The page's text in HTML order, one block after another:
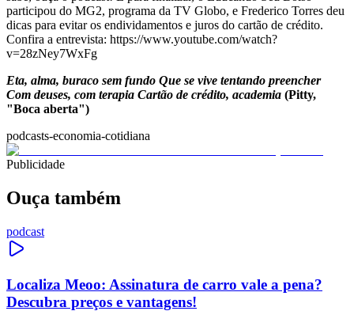
participou do MG2, programa da TV Globo, e Frederico Torres deu
dicas para evitar os endividamentos e juros do cartão de crédito.
Confira a entrevista: https://www.youtube.com/watch?
v=28zNey7WxFg
Eta, alma, buraco sem fundo Que se vive tentando preencher
Com deuses, com terapia Cartão de crédito, academia (Pitty,
"Boca aberta")
podcasts-economia-cotidiana
Publicidade
Ouça também
podcast
Localiza Meoo: Assinatura de carro vale a pena?
Descubra preços e vantagens!